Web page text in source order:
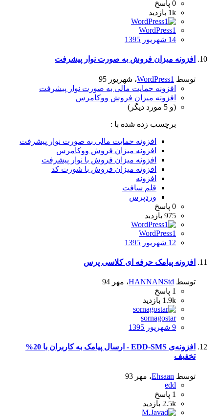
0 پاسخ
1k بازدید
WordPress1
14 شهریور 1395
افزونه میزان فروش به صورت نوار پیشرفت
توسط WordPress1، شهریور 95
افزونه حمایت مالی به صورت نوار پیشرفت
افزونه میزان فروش ووکامرس
(و 5 مورد دیگر)
برچسب زده شده با :
افزونه حمایت مالی به صورت نوار پیشرفت
افزونه میزان فروش ووکامرس
افزونه میزان فروش با نوار پیشرفت
افزونه میزان فروش با شورت کد
افزونه
قلم سافت
وردپرس
0 پاسخ
975 بازدید
WordPress1
12 شهریور 1395
افزونه پیامک حرفه ای کلاسی پرس
توسط HANNANStd، مهر 94
1 پاسخ
1.9k بازدید
sornagostar
9 شهریور 1395
افزونه‌ی EDD-SMS - ارسال پیامک به کاربران با 20%
تخفیف
توسط Ehsaan، مهر 93
edd
1 پاسخ
2.5k بازدید